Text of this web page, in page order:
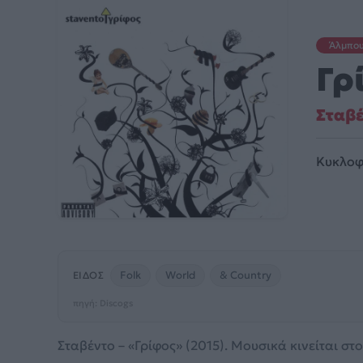
ΕΊΔΟΣ Folk World & Country
Σταβέντο – «Γρίφος» (2015). Μουσικά κινείται